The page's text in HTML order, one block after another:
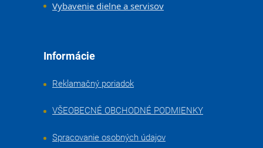
Vybavenie dielne a servisov
Informácie
Reklamačný poriadok
VŠEOBECNÉ OBCHODNÉ PODMIENKY
Spracovanie osobných údajov